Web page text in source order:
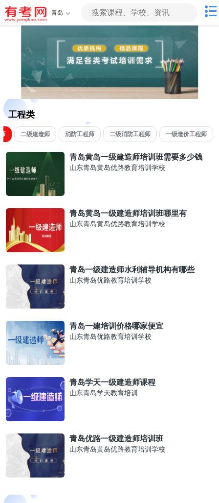
青岛
工程类
二级建造师 消防工程师 二级消防工程师 一级造价工程师
青岛黄岛一级建造师培训班需要多少钱
山东青岛黄岛优路教育培训学校
青岛黄岛一级建造师培训班哪里有
山东青岛黄岛优路教育培训学校
青岛一级建造师水利辅导机构有哪些
山东青岛优路教育培训学校
青岛一建培训价格哪家便宜
山东青岛优路教育培训学校
青岛学天一级建造师课程
山东青岛学天教育培训
青岛优路一级建造师培训班
山东青岛黄岛优路教育培训学校